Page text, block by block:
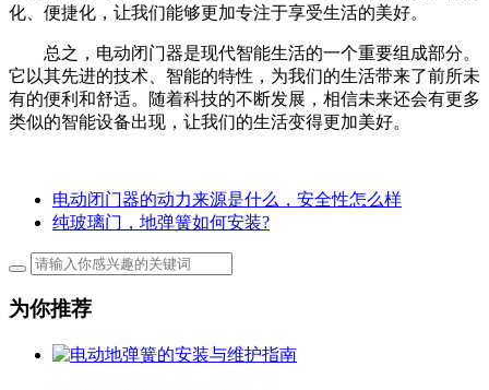
化、便捷化，让我们能够更加专注于享受生活的美好。
总之，电动闭门器是现代智能生活的一个重要组成部分。
它以其先进的技术、智能的特性，为我们的生活带来了前所未
有的便利和舒适。随着科技的不断发展，相信未来还会有更多
类似的智能设备出现，让我们的生活变得更加美好。
电动闭门器的动力来源是什么，安全性怎么样
纯玻璃门，地弹簧如何安装?
为你推荐